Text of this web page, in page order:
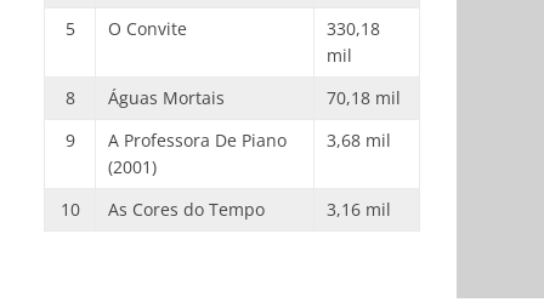
5
O Convite
330,18
mil
8
Águas Mortais
70,18 mil
9
A Professora De Piano
(2001)
3,68 mil
10 As Cores do Tempo 3,16 mil